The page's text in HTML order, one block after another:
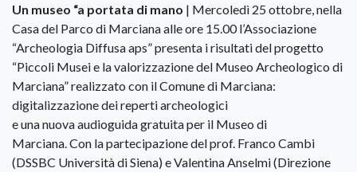
Un museo “a portata di mano | Mercoledì 25 ottobre, nella
Casa del Parco di Marciana alle ore 15.00 l’Associazione
“Archeologia Diffusa aps” presenta i risultati del progetto
“Piccoli Musei e la valorizzazione del Museo Archeologico di
Marciana” realizzato con il Comune di Marciana:
digitalizzazione dei reperti archeologici
e una nuova audioguida gratuita per il Museo di
Marciana. Con la partecipazione del prof. Franco Cambi
(DSSBC Università di Siena) e Valentina Anselmi (Direzione